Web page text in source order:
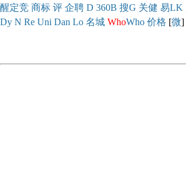
醒定竞 商标 评 企聘 D 360B 搜G 关健 易LK
Dy N Re Uni Dan Lo 名城 WhoWho 价格 [微]